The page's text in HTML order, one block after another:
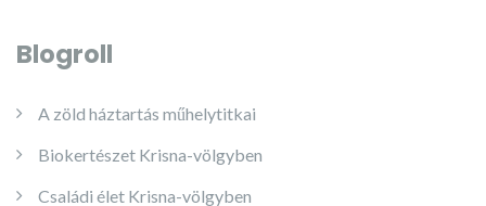
Blogroll
A zöld háztartás műhelytitkai
Biokertészet Krisna-völgyben
Családi élet Krisna-völgyben